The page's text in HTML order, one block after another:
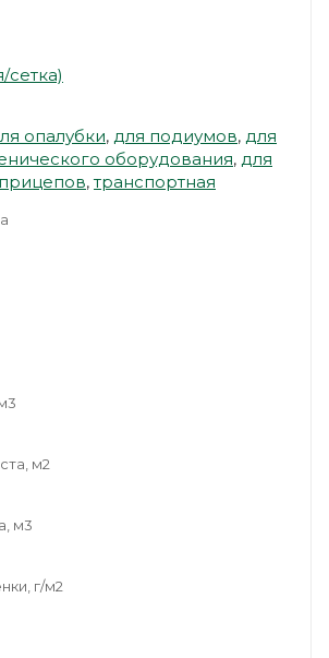
сетка)
опалубки, для подиумов, для
оборудования, для
,транспортная
м2
м3
г/м2